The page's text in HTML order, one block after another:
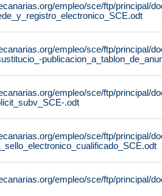
empleo/sce/ftp/principal/
empleo/sce/ftp/principal/
empleo/sce/ftp/principal/
.odt
empleo/sce/ftp/principal/
empleo/sce/ftp/principal/